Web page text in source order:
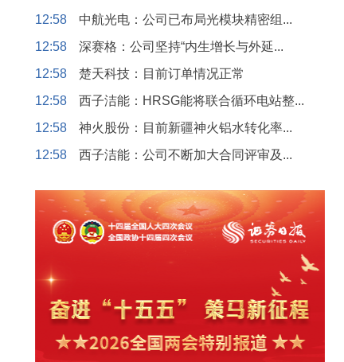
12:58
中航光电：公司已布局光模块精密组...
12:58
深赛格：公司坚持“内生增长与外延...
12:58
楚天科技：目前订单情况正常
12:58
西子洁能：HRSG能将联合循环电站整...
12:58
神火股份：目前新疆神火铝水转化率...
12:58
西子洁能：公司不断加大合同评审及...